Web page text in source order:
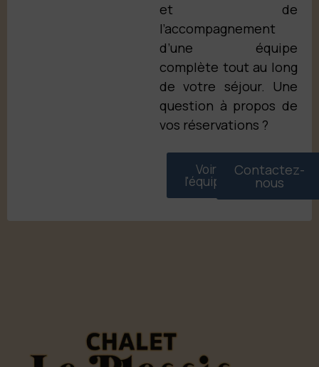
et de
l’accompagnement
d’une équipe
complète tout au long
de votre séjour. Une
question à propos de
vos réservations ?
Voir
l'équipe
Contactez-
nous